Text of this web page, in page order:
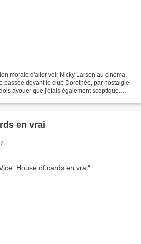
morale d'aller voir Nicky Larson au cinéma.
passée devant le club Dorothée, par nostalgie
avouer que j'étais également sceptique.
en vrai